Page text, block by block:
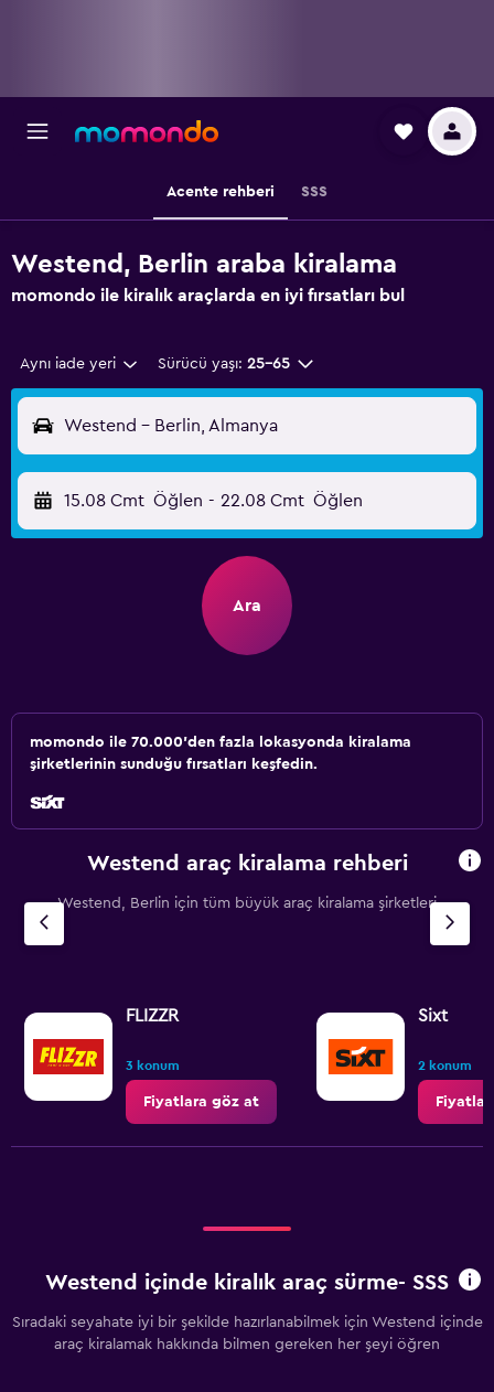
Acente rehberi SSS
Westend, Berlin araba kiralama
momondo ile kiralık araçlarda en iyi fırsatları bul
Aynı iade yeri Sürücü yaşı: 25-65
Westend - Berlin, Almanya
15.08 Cmt Öğlen - 22.08 Cmt Öğlen
Ara
momondo ile 70.000'den fazla lokasyonda kiralama
şirketlerinin sunduğu fırsatları keşfedin.
Westend araç kiralama rehberi
Westend, Berlin için tüm büyük araç kiralama şirketleri
FLIZZR
3 konum
Fiyatlara göz at
Sixt
2 konum
Westend içinde kiralık araç sürme- SSS
Sıradaki seyahate iyi bir şekilde hazırlanabilmek için Westend içinde
araç kiralamak hakkında bilmen gereken her şeyi öğren